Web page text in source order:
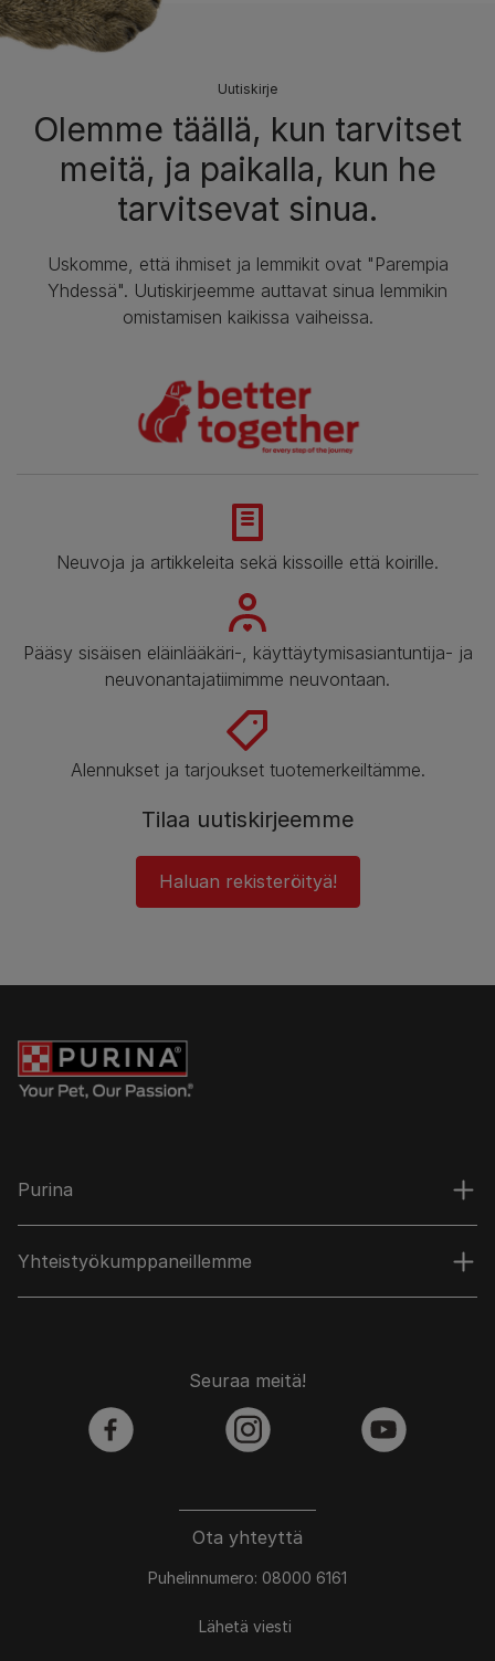
Uutiskirje
Olemme täällä, kun tarvitset
meitä, ja paikalla, kun he
tarvitsevat sinua.
Uskomme, että ihmiset ja lemmikit ovat "Parempia
Yhdessä". Uutiskirjeemme auttavat sinua lemmikin
omistamisen kaikissa vaiheissa.
Neuvoja ja artikkeleita sekä kissoille että koirille.
Pääsy sisäisen eläinlääkäri-, käyttäytymisasiantuntija- ja
neuvonantajatiimimme neuvontaan.
Alennukset ja tarjoukset tuotemerkeiltämme.
Tilaa uutiskirjeemme
Haluan rekisteröityä!
Purina
Yhteistyökumppaneillemme
Ota yhteyttä
Puhelinnumero: 08000 6161
Lähetä viesti
Seuraa meitä!
facebook instagram youtube